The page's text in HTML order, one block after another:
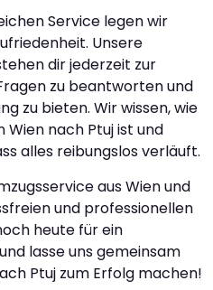
Service legen wir
Unsere
dir jederzeit zur
zu beantworten und
zu bieten. Wir wissen, wie
Wien nach Ptuj ist und
alles reibungslos verläuft.
aus Wien und
und professionellen
heute für ein
lasse uns gemeinsam
Ptuj zum Erfolg machen!